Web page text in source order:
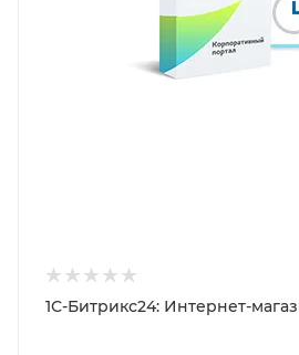
1С-Битрикс24: Интернет-